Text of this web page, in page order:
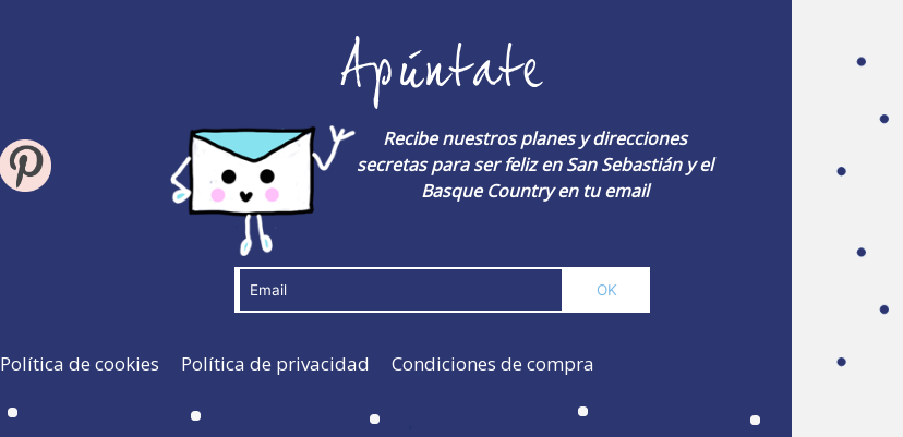
Apúntate
Recibe nuestros planes y direcciones
secretas para ser feliz en San Sebastián y el
Basque Country en tu email
Política de cookies Política de privacidad Condiciones de compra